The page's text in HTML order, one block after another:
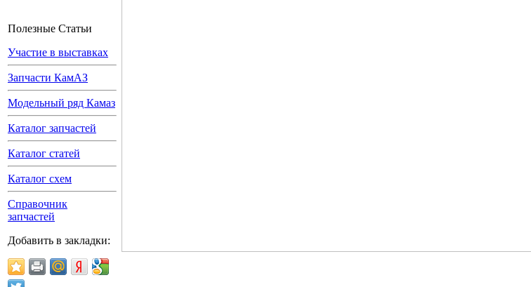
Полезные Статьи
Участие в выставках
Запчасти КамАЗ
Модельный ряд Камаз
Каталог запчастей
Каталог статей
Каталог схем
Справочник
запчастей
Добавить в закладки: